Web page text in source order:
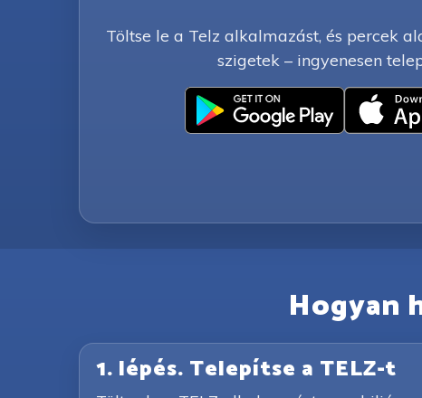
Töltse le a Telz alkalmazást, és percek
szigetek – ingyenesen
Hogyan
1. lépés. Telepítse a TELZ-t